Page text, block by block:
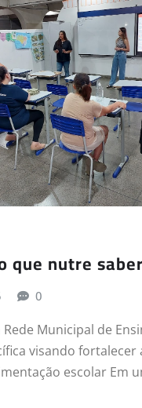
que nutre
0
Municipal de
visando fortalecer
escolar Em